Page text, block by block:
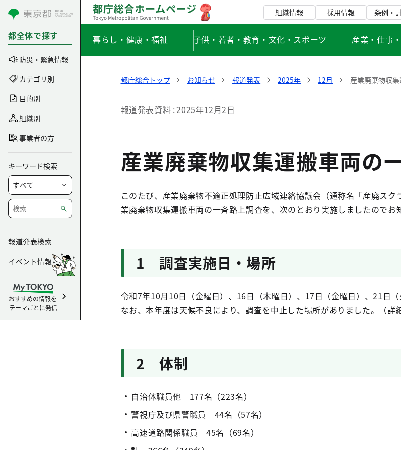
コンテンツにスキップ
都全体で探す
防災・緊急情報
カテゴリ別
目的別
組織別
事業者の方
キーワード検索
報道発表検索
イベント情報
おすすめの情報を
テーマごとに発信
組織情報 採用情報 条例・
暮らし・健康・福祉 子供・若者・教育・文化・スポーツ 産業・仕事
都庁総合トップ お知らせ 報道発表 2025年 12月 産業廃棄物収
報道発表資料 2025年12月2日
産業廃棄物収集運搬車両の
このたび、産業廃棄物不適正処理防止広域連絡協議会（通称名「産廃ス
業廃棄物収集運搬車両の一斉路上調査を、次のとおり実施しましたのでお
1 調査実施日・場所
令和7年10月10日（金曜日）、16日（木曜日）、17日（金曜日）、21日（
なお、本年度は天候不良により、調査を中止した場所がありました。（詳
2 体制
自治体職員他 177名（223名）
警視庁及び県警職員 44名（57名）
高速道路関係職員 45名（69名）